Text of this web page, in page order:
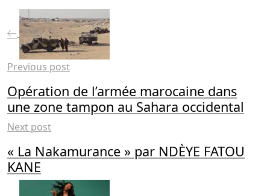
Previous post
Opération de l’armée marocaine dans
une zone tampon au Sahara occidental
Next post
« La Nakamurance » par NDÈYE FATOU
KANE